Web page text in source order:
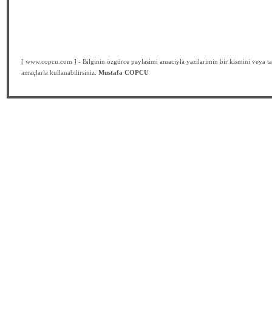
[ www.copcu.com ] - Bilginin özgürce paylasimi amaciyla yazilarimin bir kismini veya
amaçlarla kullanabilirsiniz. Mustafa COPCU